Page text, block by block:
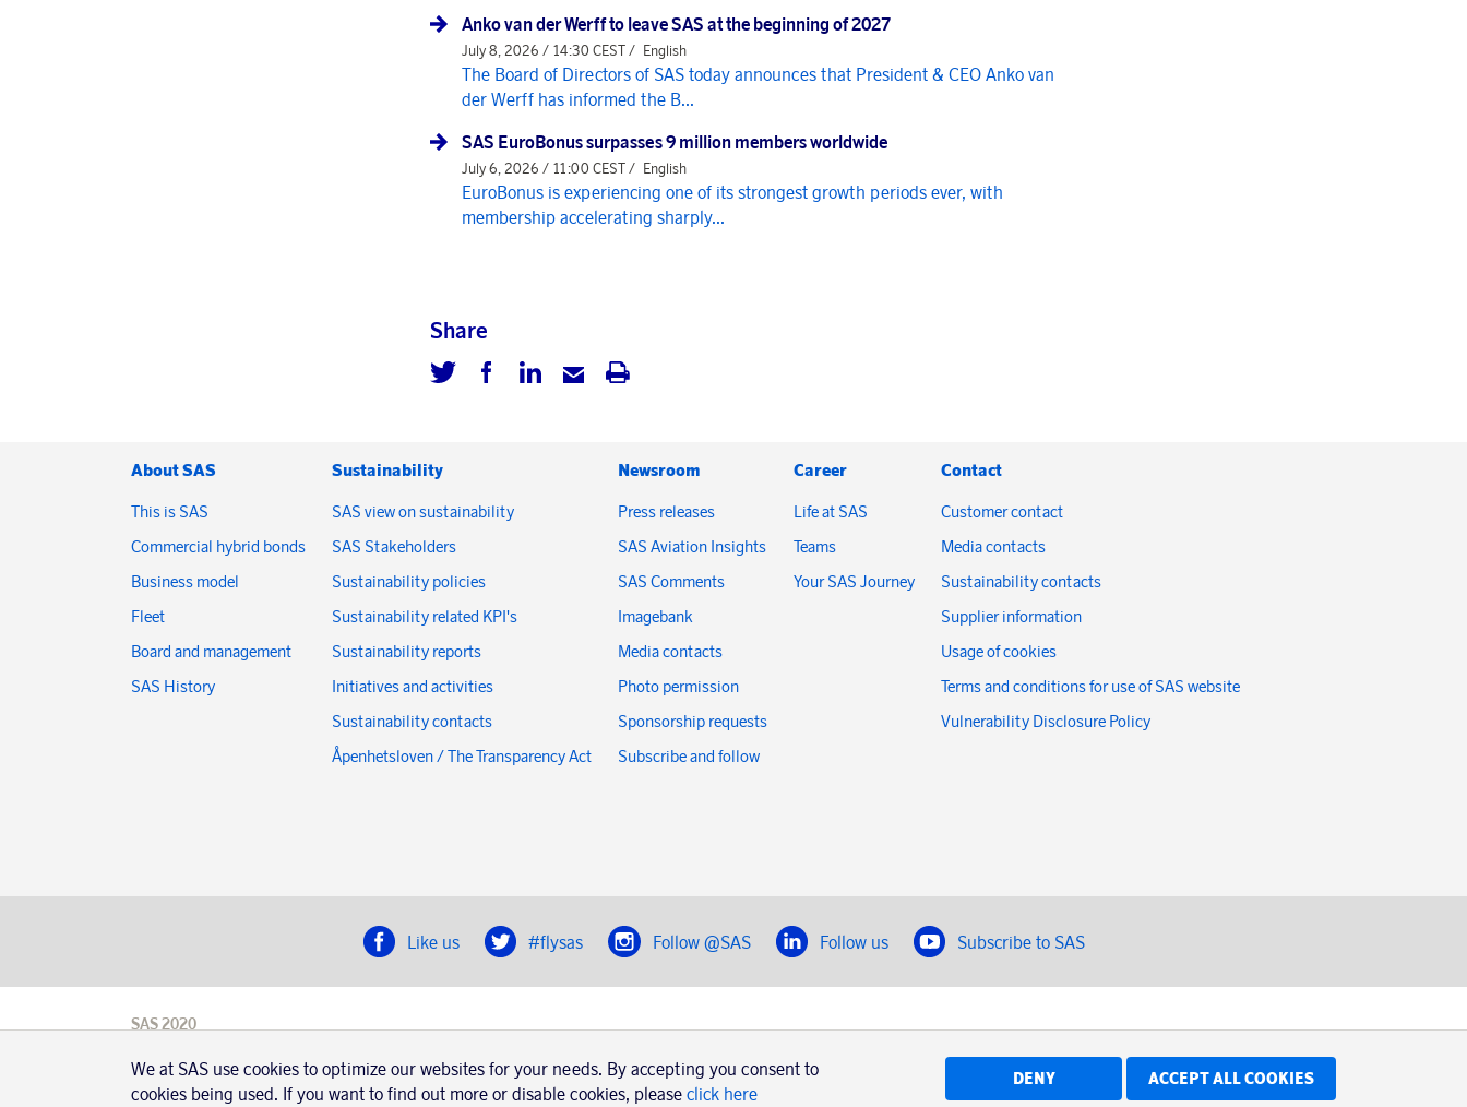
Anko van der Werff to leave SAS at the beginning of 2027
July 8, 2026 / 14:30 CEST / English
The Board of Directors of SAS today announces that President & CEO Anko van
der Werff has informed the B...
SAS EuroBonus surpasses 9 million members worldwide
July 6, 2026 / 11:00 CEST / English
EuroBonus is experiencing one of its strongest growth periods ever, with
membership accelerating sharply...
Share
About SAS
This is SAS
Commercial hybrid bonds
Business model
Fleet
Board and management
SAS History
Sustainability
SAS view on sustainability
SAS Stakeholders
Sustainability policies
Sustainability related KPI's
Sustainability reports
Initiatives and activities
Sustainability contacts
Åpenhetsloven / The Transparency Act
Newsroom
Press releases
SAS Aviation Insights
SAS Comments
Imagebank
Media contacts
Photo permission
Sponsorship requests
Subscribe and follow
Career
Life at SAS
Teams
Your SAS Journey
Contact
Customer contact
Media contacts
Sustainability contacts
Supplier information
Usage of cookies
Terms and conditions for use of SAS website
Vulnerability Disclosure Policy
Like us #flysas Follow @SAS Follow us Subscribe to SAS
SAS 2020
SE-195 87
Stockholm, Sweden
Usage of cookies
Terms and conditions
We at SAS use cookies to optimize our websites for your needs. By accepting you consent to
cookies being used. If you want to find out more or disable cookies, please click here
DENY ACCEPT ALL COOKIES